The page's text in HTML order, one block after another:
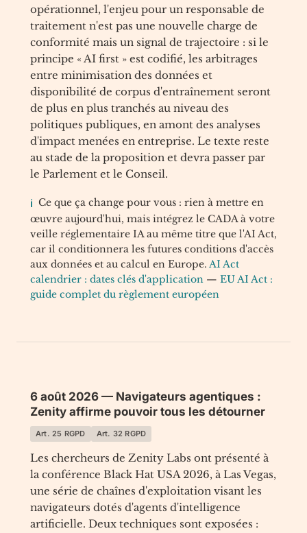
opérationnel, l'enjeu pour un responsable de
traitement n'est pas une nouvelle charge de
conformité mais un signal de trajectoire : si le
principe « AI first » est codifié, les arbitrages
entre minimisation des données et
disponibilité de corpus d'entraînement seront
de plus en plus tranchés au niveau des
politiques publiques, en amont des analyses
d'impact menées en entreprise. Le texte reste
au stade de la proposition et devra passer par
le Parlement et le Conseil.
Ce que ça change pour vous : rien à mettre en
œuvre aujourd'hui, mais intégrez le CADA à votre
veille réglementaire IA au même titre que l'AI Act,
car il conditionnera les futures conditions d'accès
aux données et au calcul en Europe. AI Act
calendrier : dates clés d'application — EU AI Act :
guide complet du règlement européen
6 août 2026 — Navigateurs agentiques :
Zenity affirme pouvoir tous les détourner
Art. 25 RGPD Art. 32 RGPD
Les chercheurs de Zenity Labs ont présenté à
la conférence Black Hat USA 2026, à Las Vegas,
une série de chaînes d'exploitation visant les
navigateurs dotés d'agents d'intelligence
artificielle. Deux techniques sont exposées :